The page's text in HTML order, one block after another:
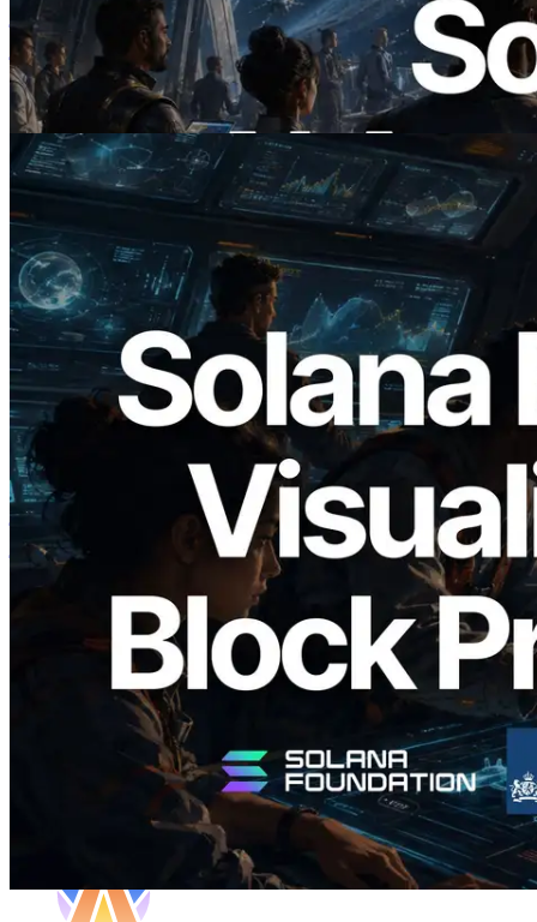
किया — AI एजेंट अब जरूरत के API के लिए ऑन-
डिमांड भुगतान कर सकते हैं
यह लेख पढ़ें
2026.05.24
Validators Solutions ने Solana Block
Analyzer लॉन्च किया — प्रति-slot ब्लॉक
उत्पादन समय और नियुक्त वैलिडेटर का
विज़ुअलाइज़ेशन